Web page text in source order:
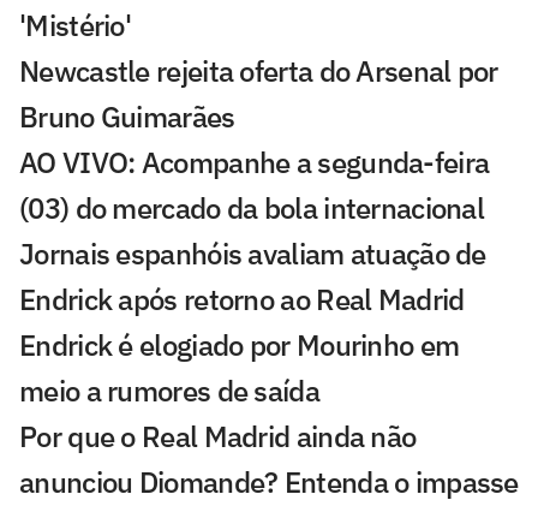
'Mistério'
Newcastle rejeita oferta do Arsenal por
Bruno Guimarães
AO VIVO: Acompanhe a segunda-feira
(03) do mercado da bola internacional
Jornais espanhóis avaliam atuação de
Endrick após retorno ao Real Madrid
Endrick é elogiado por Mourinho em
meio a rumores de saída
Por que o Real Madrid ainda não
anunciou Diomande? Entenda o impasse